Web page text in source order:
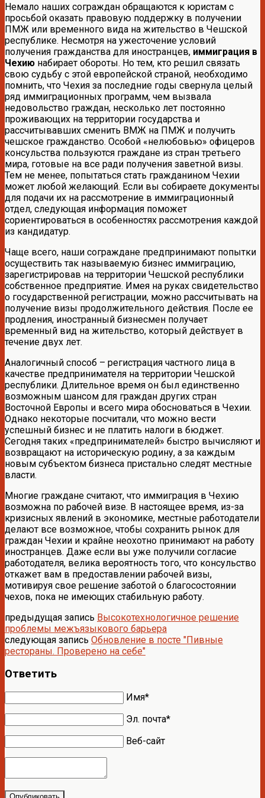
Немало наших сограждан обращаются к юристам с
просьбой оказать правовую поддержку в получении
ПМЖ или временного вида на жительство в Чешской
республике. Несмотря на ужесточение условий
получения гражданства для иностранцев, иммиграция в
Чехию набирает обороты. Но тем, кто решил связать
свою судьбу с этой европейской страной, необходимо
помнить, что Чехия за последние годы свернула целый
ряд иммиграционных программ, чем вызвала
недовольство граждан, несколько лет постоянно
проживающих на территории государства и
рассчитывавших сменить ВМЖ на ПМЖ и получить
чешское гражданство. Особой «нелюбовью» офицеров
консульства пользуются граждане из стран третьего
мира, готовые на все ради получения заветной визы.
Тем не менее, попытаться стать гражданином Чехии
может любой желающий. Если вы собираете документы
для подачи их на рассмотрение в иммиграционный
отдел, следующая информация поможет
сориентироваться в особенностях рассмотрения каждой
из кандидатур.
Чаще всего, наши сограждане предпринимают попытки
осуществить так называемую бизнес иммиграцию,
зарегистрировав на территории Чешской республики
собственное предприятие. Имея на руках свидетельство
о государственной регистрации, можно рассчитывать на
получение визы продолжительного действия. После ее
продления, иностранный бизнесмен получает
временный вид на жительство, который действует в
течение двух лет.
Аналогичный способ – регистрация частного лица в
качестве предпринимателя на территории Чешской
республики. Длительное время он был единственно
возможным шансом для граждан других стран
Восточной Европы и всего мира обосноваться в Чехии.
Однако некоторые посчитали, что можно вести
успешный бизнес и не платить налоги в бюджет.
Сегодня таких «предпринимателей» быстро вычисляют и
возвращают на историческую родину, а за каждым
новым субъектом бизнеса пристально следят местные
власти.
Многие граждане считают, что иммиграция в Чехию
возможна по рабочей визе. В настоящее время, из-за
кризисных явлений в экономике, местные работодатели
делают все возможное, чтобы сохранить рынок для
граждан Чехии и крайне неохотно принимают на работу
иностранцев. Даже если вы уже получили согласие
работодателя, велика вероятность того, что консульство
откажет вам в предоставлении рабочей визы,
мотивируя свое решение заботой о благосостоянии
чехов, пока не имеющих стабильную работу.
предыдущая запись Высокотехнологичное решение
проблемы межъязыкового барьера
следующая запись Обновление в посте "Пивные
рестораны. Проверено на себе"
Ответить
Имя*
Эл. почта*
Веб-сайт